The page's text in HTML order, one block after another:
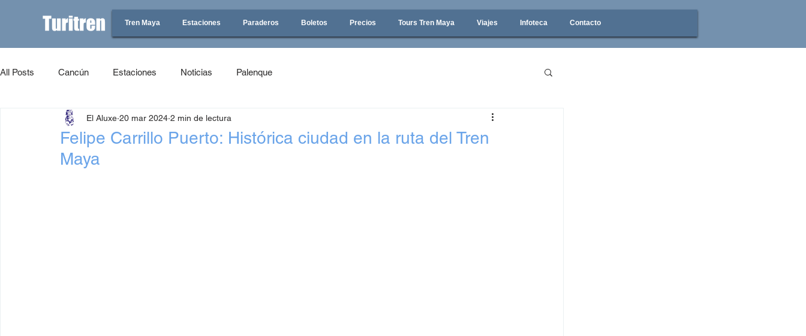
Tren Maya Estaciones Paraderos Boletos Precios Tours Tren Maya Viajes Infoteca Contacto
All Posts Cancún Estaciones Noticias Palenque
Felipe Carrillo Puerto: Histórica ciudad en la ruta del Tren
Maya
El Aluxe 20 mar 2024 2 min de lectura